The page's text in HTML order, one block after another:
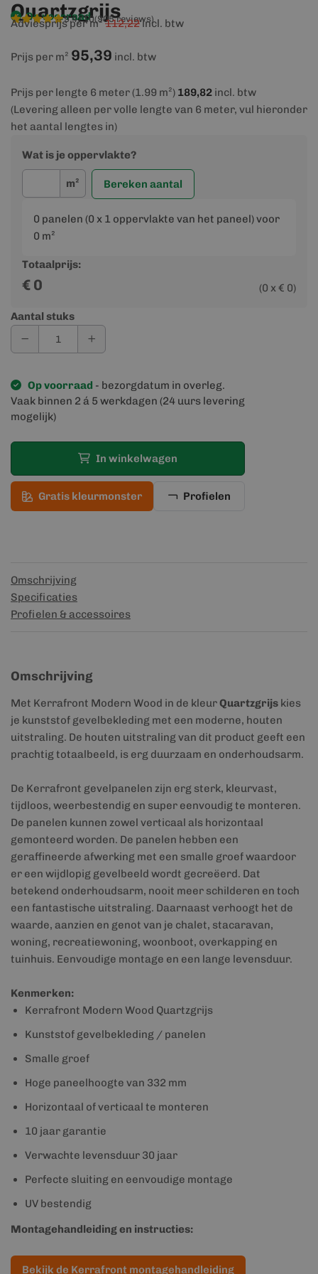
Quartzgrijs
Op voorraad
9,4/10(905 reviews)
Adviesprijs per m²112,22incl. btw
Prijs per m² 95,39 incl. btw
Prijs per lengte 6 meter (1.99 m²) 189,82 incl. btw
(Levering alleen per volle lengte van 6 meter, vul hieronder
het aantal lengtes in)
Wat is je oppervlakte?
m² Bereken aantal
0 panelen (0 x 1 oppervlakte van het paneel) voor
0 m²
Totaalprijs:
€ 0 (0 x € 0)
Aantal stuks
Op voorraad - bezorgdatum in overleg.
Vaak binnen 2 á 5 werkdagen (24 uurs levering
mogelijk)
In winkelwagen
Gratis kleurmonster Profielen
Omschrijving
Specificaties
Profielen & accessoires
Omschrijving
Met Kerrafront Modern Wood in de kleurQuartzgrijs kies
je kunststof gevelbekleding met een moderne, houten
uitstraling. De houten uitstraling van dit product geeft een
prachtig totaalbeeld, is erg duurzaam en onderhoudsarm.
De Kerrafront gevelpanelen zijn erg sterk, kleurvast,
tijdloos, weerbestendig en super eenvoudig te monteren.
De panelen kunnen zowel verticaal als horizontaal
gemonteerd worden. De panelen hebben een
geraffineerde afwerking met een smalle groef waardoor
er een wijdlopig gevelbeeld wordt gecreëerd. Dat
betekend onderhoudsarm, nooit meer schilderen en toch
een fantastische uitstraling. Daarnaast verhoogt het de
waarde, aanzien en genot van je chalet, stacaravan,
woning, recreatiewoning, woonboot, overkapping en
tuinhuis. Eenvoudige montage en een lange levensduur.
Kenmerken:
Kerrafront Modern Wood Quartzgrijs
Kunststof gevelbekleding / panelen
Smalle groef
Hoge paneelhoogte van 332 mm
Horizontaal of verticaal te monteren
10 jaar garantie
Verwachte levensduur 30 jaar
Perfecte sluiting en eenvoudige montage
UV bestendig
Montagehandleiding en instructies:
Bekijk de Kerrafront montagehandleiding